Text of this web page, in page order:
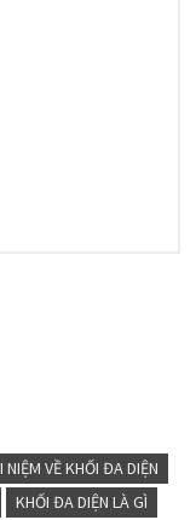
NIỆM VỀ KHỐI ĐA DIỆN
KHỐI ĐA DIỆN LÀ GÌ